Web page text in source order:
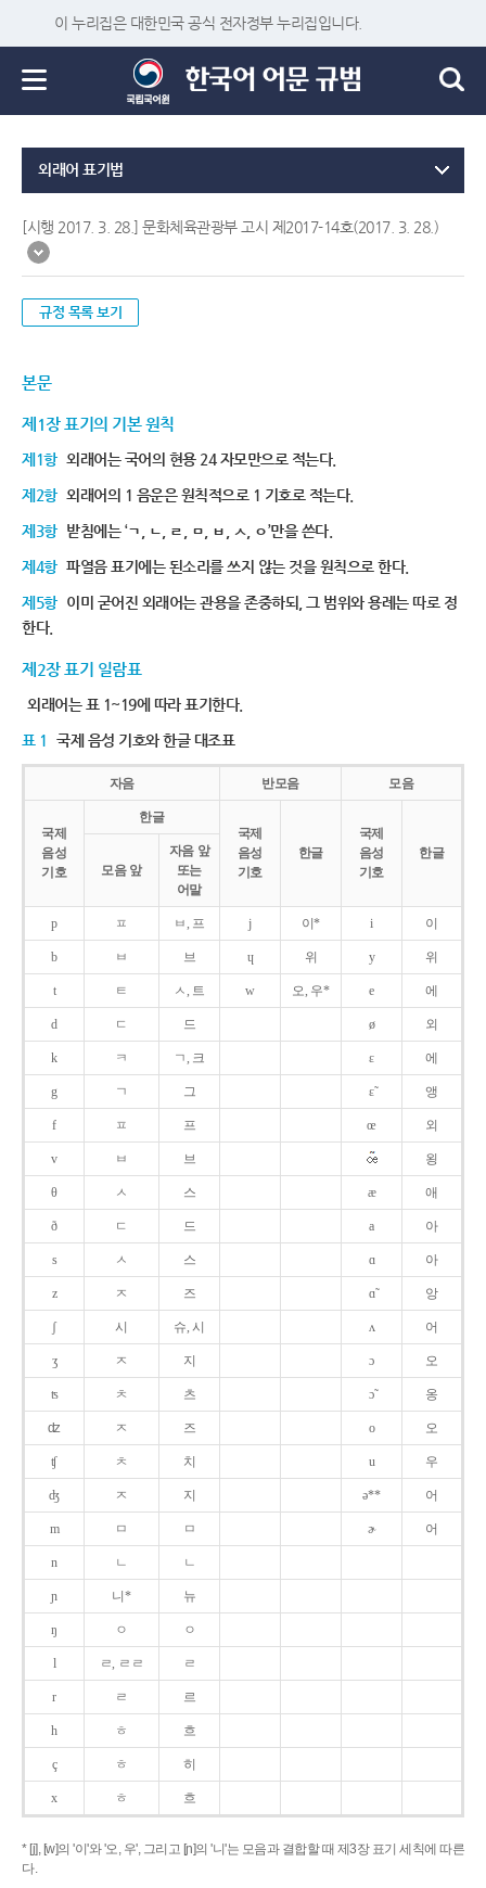
이 누리집은 대한민국 공식 전자정부 누리집입니다.
외래어 표기법
[시행 2017. 3. 28.] 문화체육관광부 고시 제2017-14호(2017. 3. 28.)
규정 목록 보기
본문
제1장 표기의 기본 원칙
제1항 외래어는 국어의 현용 24 자모만으로 적는다.
제2항 외래어의 1 음운은 원칙적으로 1 기호로 적는다.
제3항 받침에는 ‘ㄱ, ㄴ, ㄹ, ㅁ, ㅂ, ㅅ, ㅇ’만을 쓴다.
제4항 파열음 표기에는 된소리를 쓰지 않는 것을 원칙으로 한다.
제5항 이미 굳어진 외래어는 관용을 존중하되, 그 범위와 용례는 따로 정
한다.
제2장 표기 일람표
외래어는 표 1~19에 따라 표기한다.
표 1 국제 음성 기호와 한글 대조표
자음 반모음 모음
국제
음성
기호
한글
국제
음성
기호
한글
국제
음성
기호
한글
모음 앞
자음 앞
또는
어말
p ㅍ ㅂ, 프 j 이* i 이
b ㅂ 브 ɥ 위 y 위
t ㅌ ㅅ, 트 w 오, 우* e 에
d ㄷ 드 ø 외
k ㅋ ㄱ, 크 ɛ 에
g ㄱ 그 ɛ̃ 앵
f ㅍ 프 œ 외
v ㅂ 브 욍
θ ㅅ 스 æ 애
ð ㄷ 드 a 아
s ㅅ 스 ɑ 아
z ㅈ 즈 ɑ̃ 앙
ʃ 시 슈, 시 ʌ 어
ʒ ㅈ 지 ɔ 오
ʦ ㅊ 츠 ɔ̃ 옹
ʣ ㅈ 즈 o 오
ʧ ㅊ 치 u 우
ʤ ㅈ 지 ə** 어
m ㅁ ㅁ ɚ 어
n ㄴ ㄴ
ɲ 니* 뉴
ŋ ㅇ ㅇ
l ㄹ, ㄹㄹ ㄹ
r ㄹ 르
h ㅎ 흐
ç ㅎ 히
x ㅎ 흐
* [j], [w]의 '이'와 '오, 우', 그리고 [ɲ]의 '니'는 모음과 결합할 때 제3장 표기 세칙에 따른
다.